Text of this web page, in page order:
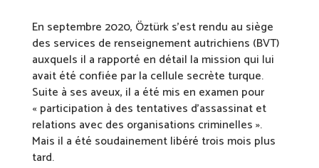
En septembre 2020, Öztürk s’est rendu au siège
des services de renseignement autrichiens (BVT)
auxquels il a rapporté en détail la mission qui lui
avait été confiée par la cellule secrète turque.
Suite à ses aveux, il a été mis en examen pour
« participation à des tentatives d’assassinat et
relations avec des organisations criminelles ».
Mais il a été soudainement libéré trois mois plus
tard.